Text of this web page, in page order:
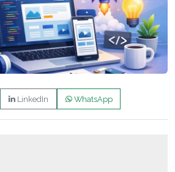
LinkedIn WhatsApp